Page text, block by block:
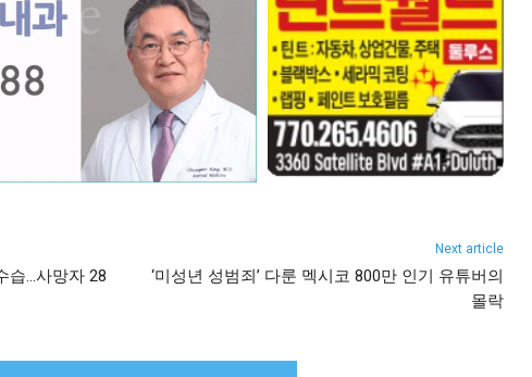
습…사망자 28
Next article
‘미성년 성범죄’ 다룬 멕시코 800만 인기 유튜버의
몰락